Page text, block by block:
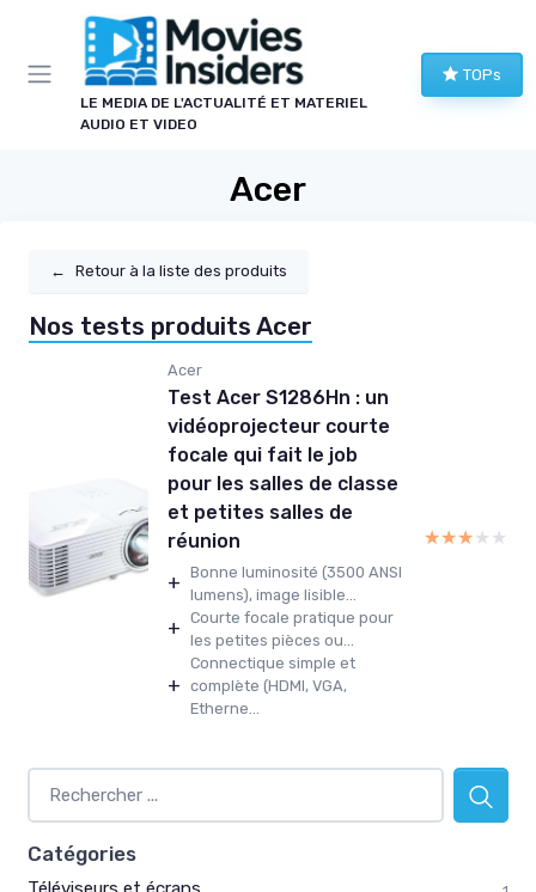
LE MEDIA DE L'ACTUALITÉ ET MATERIEL
AUDIO ET VIDEO
TOPs
Acer
← Retour à la liste des produits
Nos tests produits Acer
Acer
Test Acer S1286Hn : un
vidéoprojecteur courte
focale qui fait le job
pour les salles de classe
et petites salles de
réunion
+ Bonne luminosité (3500 ANSI
lumens), image lisible...
+ Courte focale pratique pour
les petites pièces ou...
+
Connectique simple et
complète (HDMI, VGA,
Etherne...
★★★★★
★★★★★
Catégories
Panneau de gestion des cookies